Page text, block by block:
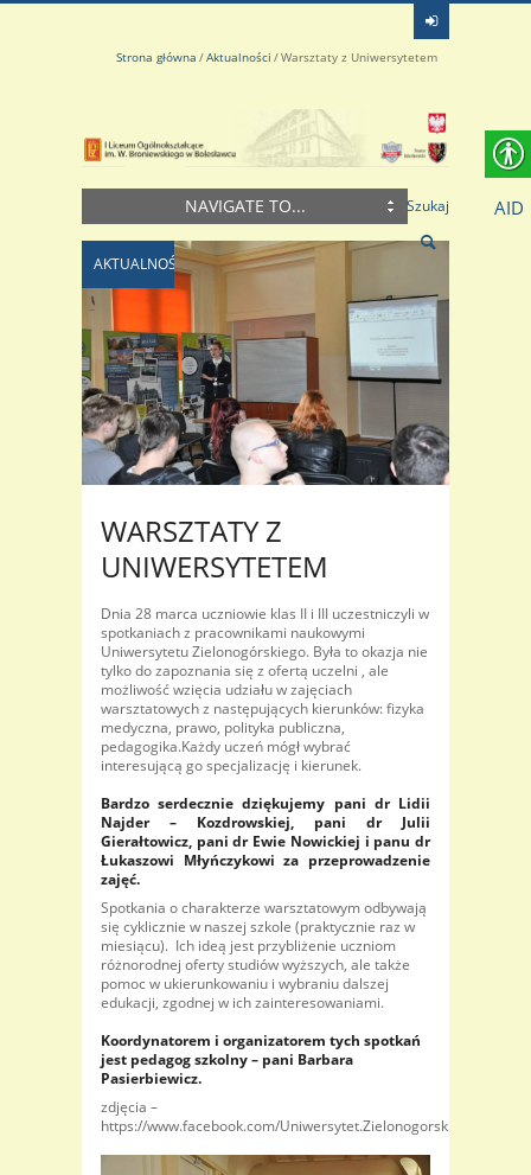
Strona główna Aktualności Warsztaty z Uniwersytetem
NAVIGATE TO... Szukaj
AKTUALNOŚCI
WARSZTATY Z
UNIWERSYTETEM
Dnia 28 marca uczniowie klas II i III uczestniczyli w
spotkaniach z pracownikami naukowymi
Uniwersytetu Zielonogórskiego. Była to okazja nie
tylko do zapoznania się z ofertą uczelni , ale
możliwość wzięcia udziału w zajęciach
warsztatowych z następujących kierunków: fizyka
medyczna, prawo, polityka publiczna,
pedagogika.Każdy uczeń mógł wybrać
interesującą go specjalizację i kierunek.
Bardzo serdecznie dziękujemy pani dr Lidii
Najder – Kozdrowskiej, pani dr Julii
Gierałtowicz, pani dr Ewie Nowickiej i panu dr
Łukaszowi Młyńczykowi za przeprowadzenie
zajęć.
Spotkania o charakterze warsztatowym odbywają
się cyklicznie w naszej szkole (praktycznie raz w
miesiącu). Ich ideą jest przybliżenie uczniom
różnorodnej oferty studiów wyższych, ale także
pomoc w ukierunkowaniu i wybraniu dalszej
edukacji, zgodnej w ich zainteresowaniami.
Koordynatorem i organizatorem tych spotkań
jest pedagog szkolny – pani Barbara
Pasierbiewicz.
zdjęcia –
https://www.facebook.com/Uniwersytet.Zielonogorski/
AID